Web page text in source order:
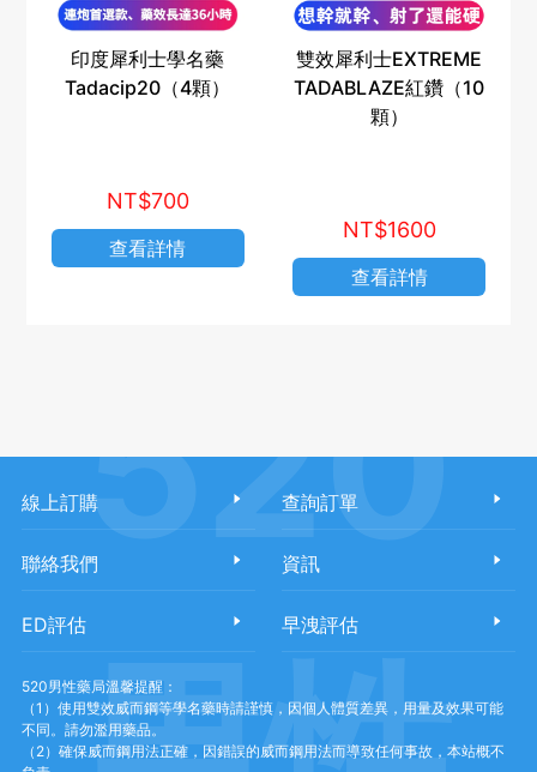
印度犀利士學名藥
Tadacip20（4顆）
NT$700
查看詳情
雙效犀利士EXTREME
TADABLAZE紅鑽（10
顆）
NT$1600
查看詳情
線上訂購 查詢訂單
聯絡我們 資訊
ED評估 早洩評估
520男性藥局溫馨提醒：
（1）使用雙效威而鋼等學名藥時請謹慎，因個人體質差異，用量及效果可能
不同。請勿濫用藥品。
（2）確保威而鋼用法正確，因錯誤的威而鋼用法而導致任何事故，本站概不
520